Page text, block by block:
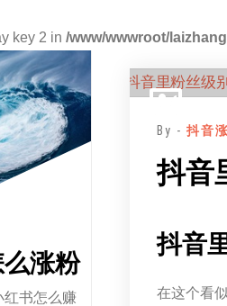
key 2 in /www/wwwroot/
涨粉
红书怎么赚
By -抖音
抖音
抖音
在这个看